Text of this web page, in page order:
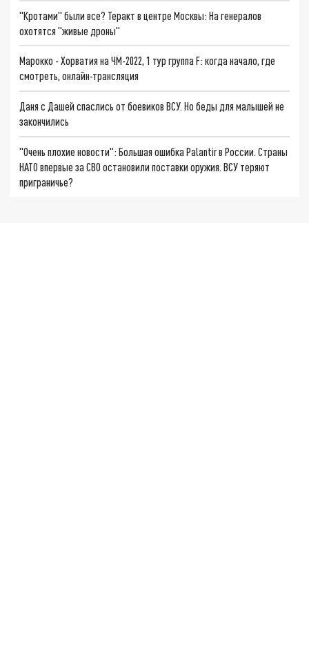
"Кротами" были все? Теракт в центре Москвы: На генералов
охотятся "живые дроны"
Марокко - Хорватия на ЧМ-2022, 1 тур группа F: когда начало, где
смотреть, онлайн-трансляция
Даня с Дашей спаслись от боевиков ВСУ. Но беды для малышей не
закончились
"Очень плохие новости": Большая ошибка Palantir в России. Страны
НАТО впервые за СВО остановили поставки оружия. ВСУ теряют
приграничье?